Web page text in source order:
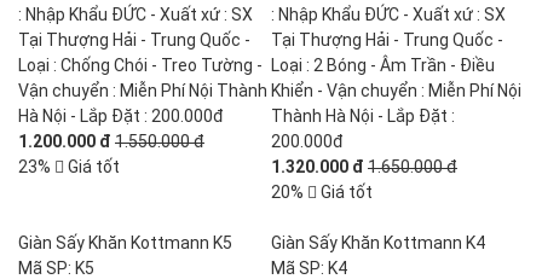
: Nhập Khẩu ĐỨC - Xuất xứ : SX
Tại Thượng Hải - Trung Quốc -
Loại : Chống Chói - Treo Tường -
Vận chuyển : Miễn Phí Nội Thành
Hà Nội - Lắp Đặt : 200.000đ
1.200.000 đ 1.550.000 đ
23%
Giá tốt
: Nhập Khẩu ĐỨC - Xuất xứ : SX
Tại Thượng Hải - Trung Quốc -
Loại : 2 Bóng - Âm Trần - Điều
Khiển - Vận chuyển : Miễn Phí Nội
Thành Hà Nội - Lắp Đặt :
200.000đ
1.320.000 đ 1.650.000 đ
20%
Giá tốt
Giàn Sấy Khăn Kottmann K5
Mã SP: K5
Giàn Sấy Khăn Kottmann K4
Mã SP: K4